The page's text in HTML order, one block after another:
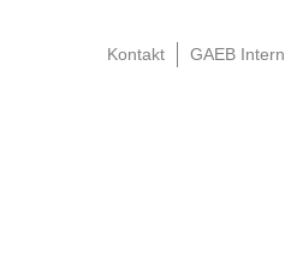
Kontakt GAEB Intern